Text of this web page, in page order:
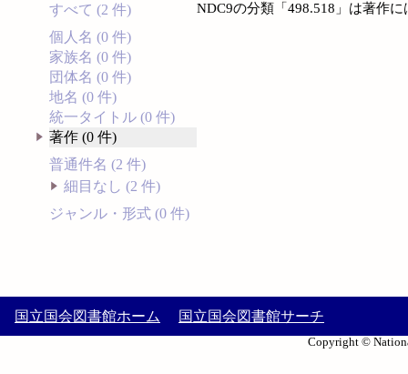
すべて (2 件)
個人名 (0 件)
家族名 (0 件)
団体名 (0 件)
地名 (0 件)
統一タイトル (0 件)
著作 (0 件)
普通件名 (2 件)
細目なし (2 件)
ジャンル・形式 (0 件)
NDC9の分類「498.518」は著作
国立国会図書館ホーム 国立国会図書館サーチ
Copyright ©